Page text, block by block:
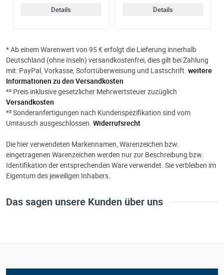
Details Details
* Ab einem Warenwert von 95 € erfolgt die Lieferung innerhalb
Deutschland (ohne Inseln) versandkostenfrei, dies gilt bei Zahlung
mit: PayPal, Vorkasse, Sofortüberweisung und Lastschrift. weitere
Informationen zu den Versandkosten
*² Preis inklusive gesetzlicher Mehrwertsteuer zuzüglich
Versandkosten
*³ Sonderanfertigungen nach Kundenspezifikation sind vom
Umtausch ausgeschlossen. Widerrufsrecht
Die hier verwendeten Markennamen, Warenzeichen bzw.
eingetragenen Warenzeichen werden nur zur Beschreibung bzw.
Identifikation der entsprechenden Ware verwendet. Sie verbleiben im
Eigentum des jeweiligen Inhabers.
Das sagen unsere Kunden über uns